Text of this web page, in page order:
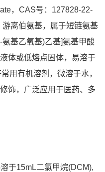
，CAS号：127828-22-
离伯氨基，属于短链氨基
基乙氧基)乙基]氨基甲酸
体或低熔点固体，易溶于
用有机溶剂，微溶于水，
饰，广泛应用于医药、多
于15mL二氯甲烷(DCM),